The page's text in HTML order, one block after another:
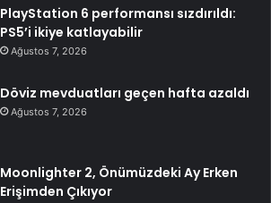
PlayStation 6 performansı sızdırıldı:
PS5’i ikiye katlayabilir
Ağustos 7, 2026
Döviz mevduatları geçen hafta azaldı
Ağustos 7, 2026
Moonlighter 2, Önümüzdeki Ay Erken
Erişimden Çıkıyor